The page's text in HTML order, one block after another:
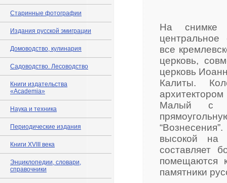
Старинные фотографии
Издания русской эмиграции
Домоводство, кулинария
Садоводство. Лесоводство
Книги издательства
«Academia»
Наука и техника
Периодические издания
Книги XVIII века
Энциклопедии, словари,
справочники
На снимке
центральное
все
церковь,
церковь
Калиты.
Малый с
высокой на
составляет
помещаются
памятники